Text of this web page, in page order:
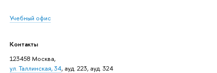
Учебный офис
Контакты
123458 Москва,
ул. Таллинская, 34, ауд. 223, ауд. 324